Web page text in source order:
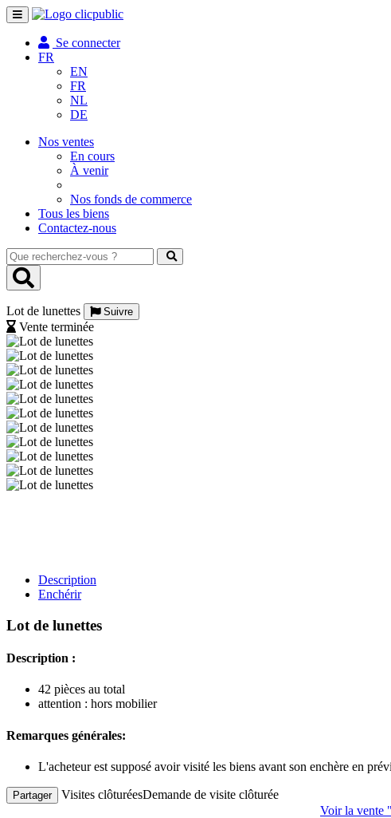
Toggle
navigation
Se connecter
FR
EN
FR
NL
DE
Nos ventes
En cours
À venir
Nos fonds de commerce
Tous les biens
Contactez-nous
Que
recherchez-
vous
Lot de lunettes
Suivre
Vente terminée
Description
Enchérir
Lot de lunettes
Description :
42 pièces au total
attention : hors mobilier
Remarques générales:
L'acheteur est supposé avoir visité les biens avant son enchère en
Partager Visites clôturéesDemande de visite clôturée
Voir la vente